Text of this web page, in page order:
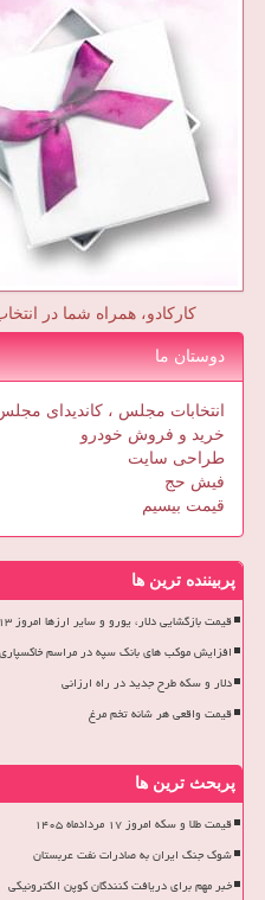
کارکادو، همراه شما در
دوستان ما
انتخابات مجلس ، کاندیدای
خرید و فروش خودرو
طراحی سایت
فیش حج
قیمت بیسیم
پربیننده ترین ها
قیمت بازگشایی دلار، یورو و سایر ارزها امروز ۱۳ خرداد ۱۴۰۵ بهمراه جدول
افزایش موکب های بانک سپه در مراسم خاکسپاری
دلار و سکه طرح جدید در راه ارزانی
قیمت واقعی هر شانه تخم مرغ
پربحث ترین ها
قیمت طلا و سکه امروز ۱۷ مردادماه ۱۴۰۵
شوک جنگ ایران به صادرات نفت عربستان
خبر مهم برای دریافت کنندگان کوپن الکترونیکی